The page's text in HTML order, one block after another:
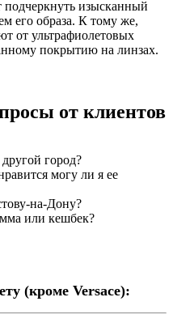
подчеркнуть изысканный
его образа. К тому же,
от ультрафиолетовых
покрытию на линзах.
от клиентов
город?
могу ли я ее
на-Дону?
или кешбек?
(кроме Versace):